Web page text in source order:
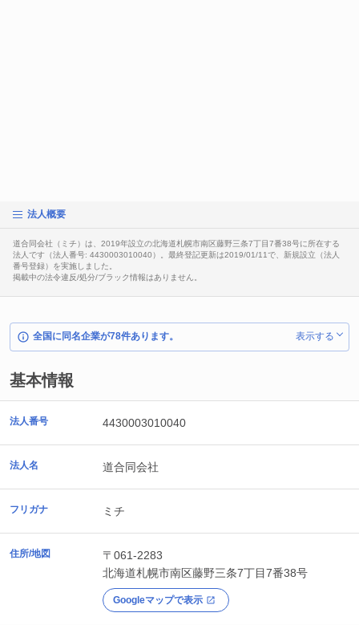
法人概要
道合同会社（ミチ）は、2019年設立の北海道札幌市南区藤野三条7丁目7番38号に所在する
法人です（法人番号: 4430003010040）。最終登記更新は2019/01/11で、新規設立（法人
番号登録）を実施しました。
掲載中の法令違反/処分/ブラック情報はありません。
全国に同名企業が78件あります。 表示する
基本情報
法人番号 4430003010040
法人名 道合同会社
フリガナ ミチ
住所/地図
〒061-2283
北海道札幌市南区藤野三条7丁目7番38号
Googleマップで表示